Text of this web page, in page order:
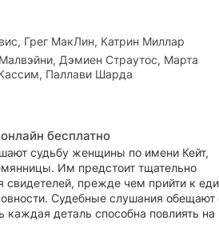
Грег МакЛин, Катрин Миллар
Дэмиен Страутос, Марта
Паллави Шарда
бесплатно
судьбу женщины по имени Кейт,
Им предстоит тщательно
свидетелей, прежде чем прийти к
Судебные слушания обещают
деталь способна повлиять на